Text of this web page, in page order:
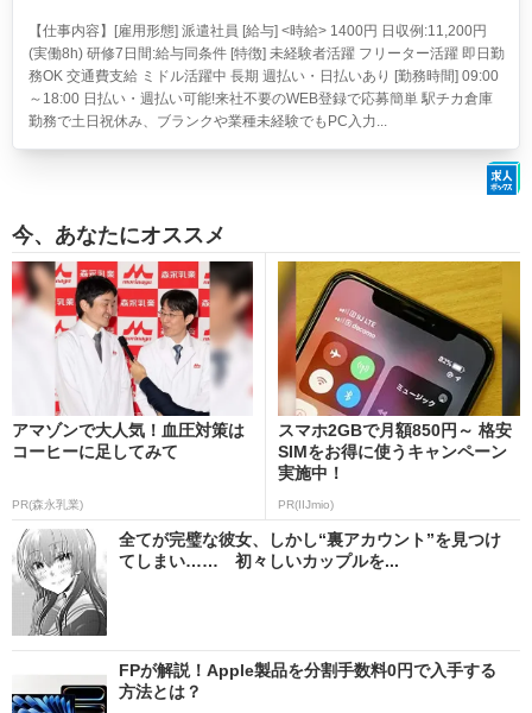
【仕事内容】[雇用形態] 派遣社員 [給与] <時給> 1400円 日収例:11,200円
(実働8h) 研修7日間:給与同条件 [特徴] 未経験者活躍 フリーター活躍 即日勤
務OK 交通費支給 ミドル活躍中 長期 週払い・日払いあり [勤務時間] 09:00
～18:00 日払い・週払い可能!来社不要のWEB登録で応募簡単 駅チカ倉庫
勤務で土日祝休み、ブランクや業種未経験でもPC入力...
今、あなたにオススメ
アマゾンで大人気！血圧対策は
コーヒーに足してみて
PR(森永乳業)
スマホ2GBで月額850円～ 格安
SIMをお得に使うキャンペーン
実施中！
PR(IIJmio)
全てが完璧な彼女、しかし“裏アカウント”を見つけ
てしまい…… 初々しいカップルを...
FPが解説！Apple製品を分割手数料0円で入手する
方法とは？